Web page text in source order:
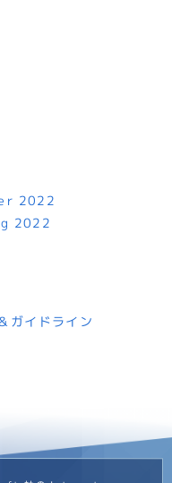
ンス「ad:tech
」2025年の公式ス
切：5月23日(金)
が決定！
2022
2022
ガイドライン